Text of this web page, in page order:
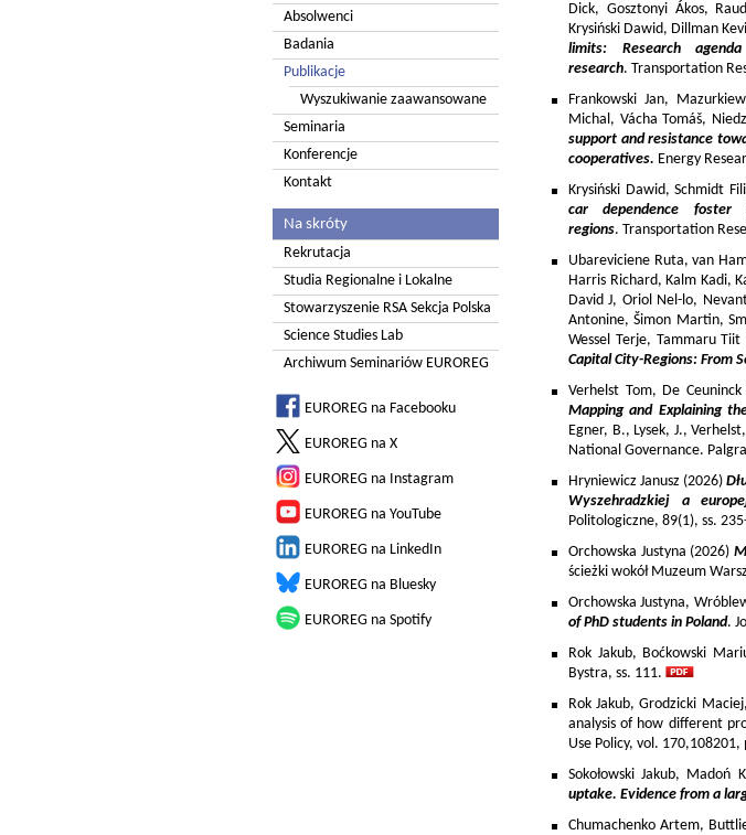
Absolwenci
Badania
Publikacje
Wyszukiwanie zaawansowane
Seminaria
Konferencje
Kontakt
Na skróty
Rekrutacja
Studia Regionalne i Lokalne
Stowarzyszenie RSA Sekcja Polska
Science Studies Lab
Archiwum Seminariów EUROREG
EUROREG na Facebooku
EUROREG na X
EUROREG na Instagram
EUROREG na YouTube
EUROREG na LinkedIn
EUROREG na Bluesky
EUROREG na Spotify
Dick, Gosztonyi Ákos,
Krysiński Dawid, Dillman
limits: Research
research. Transportation
Frankowski Jan,
Michal, Vácha Tomáš,
support and resistance
cooperatives. Energy
Krysiński Dawid, Schmidt
car dependence
regions. Transportation
Ubareviciene Ruta, van
Harris Richard, Kalm Kadi,
David J, Oriol Nel-lo,
Antonine, Šimon Martin,
Wessel Terje, Tammaru
Capital City-Regions: From
Verhelst Tom, De
Mapping and Explaining
Egner, B., Lysek, J.,
National Governance.
Hryniewicz Janusz (2026)
Wyszehradzkiej a
Politologiczne, 89(1), ss.
Orchowska Justyna (2026)
ścieżki wokół Muzeum
Orchowska Justyna,
of PhD students in Poland.
Rok Jakub, Boćkowski
Bystra, ss. 111.
Rok Jakub, Grodzicki
analysis of how different
Use Policy, vol. 170,108201,
Sokołowski Jakub, Madoń
uptake. Evidence from a
Chumachenko Artem,